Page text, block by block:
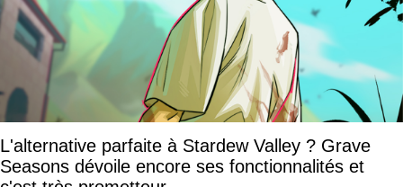
L'alternative parfaite à Stardew Valley ? Grave
Seasons dévoile encore ses fonctionnalités et